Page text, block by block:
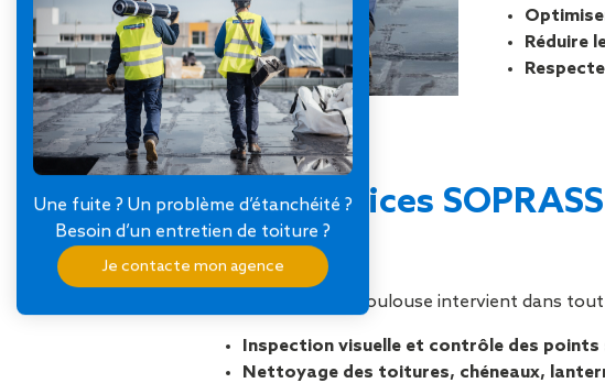
Réduire
Nos services
Garonne
Notre équipe de Toulouse intervient dans
Inspection visuelle et contrôle des points
Nettoyage des toitures, chéneaux,
Une fuite ? Un problème d’étanchéité ?
Besoin d’un entretien de toiture ?
Je contacte mon agence